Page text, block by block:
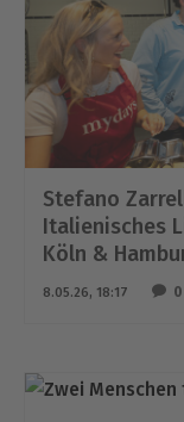
Stefano
Italienisches
Köln &
8.05.26, 18:17 0